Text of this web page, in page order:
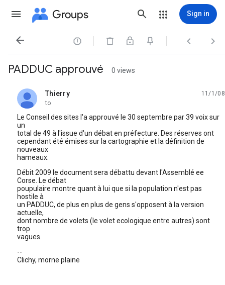
Groups Sign in
   
PADDUC approuvé 0 views
Thierry
unread,
11/1/08
to
Le Conseil des sites l'a approuvé le 30 septembre par 39 voix sur
un
total de 49 à l'issue d'un débat en préfecture. Des réserves ont
cependant été émises sur la cartographie et la définition de
nouveaux
hameaux.
Débit 2009 le document sera débattu devant l'Assemblé ee
Corse. Le débat
poupulaire montre quant à lui que si la population n'est pas
hostile à
un PADDUC, de plus en plus de gens s'opposent à la version
actuelle,
dont nombre de volets (le volet ecologique entre autres) sont
trop
vagues.
--
Clichy, morne plaine